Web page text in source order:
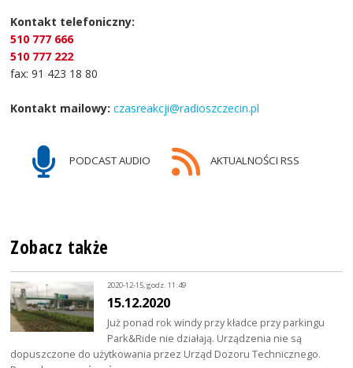
Kontakt telefoniczny:
510 777 666
510 777 222
fax: 91 423 18 80
Kontakt mailowy: czasreakcji@radioszczecin.pl
PODCAST AUDIO AKTUALNOŚCI RSS
Zobacz także
2020-12-15, godz. 11:49
15.12.2020
Już ponad rok windy przy kładce przy parkingu
Park&Ride nie działają. Urządzenia nie są
dopuszczone do użytkowania przez Urząd Dozoru Technicznego.